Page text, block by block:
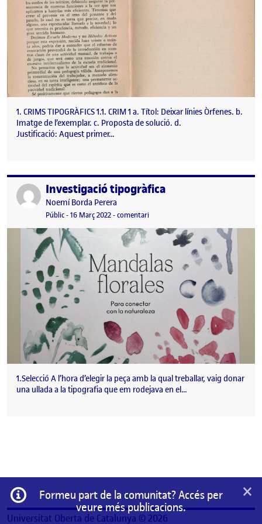
1. CRIMS TIPOGRÀFICS 1.1. CRIM 1 a. Títol: Deixar línies Òrfenes. b.
Imatge de l’exemplar. c. Proposta de solució. d.
Justificació: Aquest primer…
Publicat perInvestigació tipogràfica
Publicat per
Noemí Borda Perera
Visibilitat:
Públic-Data de publicació
16 Març 20228 juny, 2022 9:37 am
-comentariel Investigació tipogràfica
1.Selecció A l’hora d’elegir la peça amb la qual treballar, vaig donar
una ullada a la tipografia que em rodejava en el…
Informació
Formeu part de la comunitat? Accés per
veure més publicacions.
×
Universitat Oberta de Catalunya © 2026